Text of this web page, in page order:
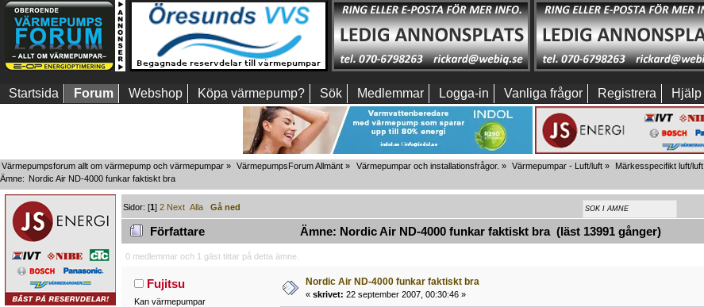
Startsida Forum Webshop Köpa värmepump? Sök Medlemmar Logga-in Vanliga frågor Registrera Hjälp
Värmepumpsforum allt om värmepump och värmepumpar » VärmepumpsForum Allmänt » Värmepumpar och installationsfrågor. » Värmepumpar - Luft/luft» Märkesspecifikt luft/luft
Ämne: Nordic Air ND-4000 funkar faktiskt bra
Sidor: [1]2 Next Alla Gå ned
Författare Ämne: Nordic Air ND-4000 funkar faktiskt bra (läst 13991 gånger)
0 medlemmar och 1 gäst tittar på detta ämne.
Fujitsu
Kan värmepumpar
Nordic Air ND-4000 funkar faktiskt bra
« skrivet: 22 september 2007, 00:30:46 »